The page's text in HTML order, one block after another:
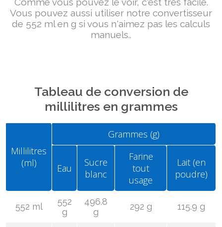
Vous pouvez aussi utiliser notre convertisseur
de 552 ml en g si vous n'aimez pas les calculs
manuels..
Tableau de conversion de
millilitres en grammes
Millilitres
(ml)
Grammes (g)
Eau
Sucre
blanc
Farine
tout
usage
Lait (en
poudre)
552 ml
552
g
496.8
g
292 g 115.9 g